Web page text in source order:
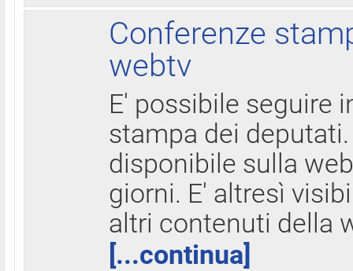
Conferenze
webtv
E' possibile seguire
stampa dei
disponibile sulla
giorni. E' altresì
altri contenuti della
[...continua]